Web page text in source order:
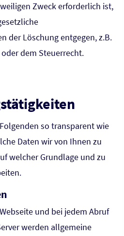
Zweck erforderlich ist,
der Löschung entgegen, z.B.
dem Steuerrecht.
so transparent wie
Daten wir von Ihnen zu
welcher Grundlage und zu
und bei jedem Abruf
werden allgemeine